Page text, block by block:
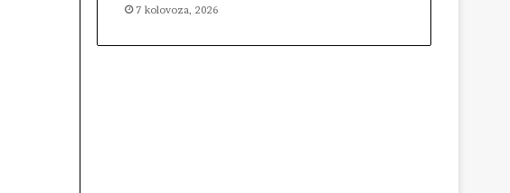
7 kolovoza, 2026